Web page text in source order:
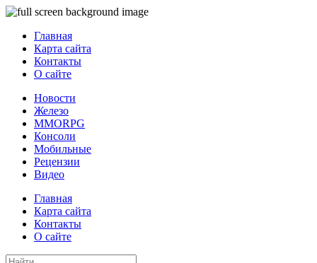
Главная
Карта сайта
Контакты
О сайте
Новости
Железо
MMORPG
Консоли
Мобильные
Рецензии
Видео
Главная
Карта сайта
Контакты
О сайте